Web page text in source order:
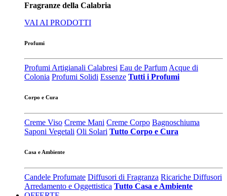
Fragranze della Calabria
VAI AI PRODOTTI
Profumi
Profumi Artigianali Calabresi Eau de ParfumAcque di
Colonia Profumi Solidi Essenze Tutti i Profumi
Corpo e Cura
Creme Viso Creme Mani Creme Corpo Bagnoschiuma
Saponi Vegetali Oli Solari Tutto Corpo e Cura
Casa e Ambiente
Candele Profumate Diffusori di Fragranza Ricariche Diffusori
Arredamento e Oggettistica Tutto Casa e Ambiente